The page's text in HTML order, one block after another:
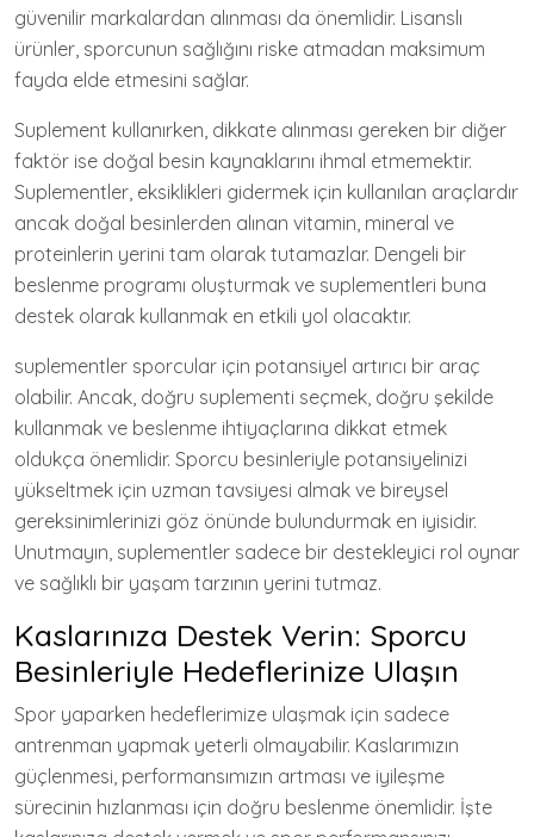
güvenilir markalardan alınması da önemlidir. Lisanslı
ürünler, sporcunun sağlığını riske atmadan maksimum
fayda elde etmesini sağlar.
Suplement kullanırken, dikkate alınması gereken bir diğer
faktör ise doğal besin kaynaklarını ihmal etmemektir.
Suplementler, eksiklikleri gidermek için kullanılan araçlardır
ancak doğal besinlerden alınan vitamin, mineral ve
proteinlerin yerini tam olarak tutamazlar. Dengeli bir
beslenme programı oluşturmak ve suplementleri buna
destek olarak kullanmak en etkili yol olacaktır.
suplementler sporcular için potansiyel artırıcı bir araç
olabilir. Ancak, doğru suplementi seçmek, doğru şekilde
kullanmak ve beslenme ihtiyaçlarına dikkat etmek
oldukça önemlidir. Sporcu besinleriyle potansiyelinizi
yükseltmek için uzman tavsiyesi almak ve bireysel
gereksinimlerinizi göz önünde bulundurmak en iyisidir.
Unutmayın, suplementler sadece bir destekleyici rol oynar
ve sağlıklı bir yaşam tarzının yerini tutmaz.
Kaslarınıza Destek Verin: Sporcu
Besinleriyle Hedeflerinize Ulaşın
Spor yaparken hedeflerimize ulaşmak için sadece
antrenman yapmak yeterli olmayabilir. Kaslarımızın
güçlenmesi, performansımızın artması ve iyileşme
sürecinin hızlanması için doğru beslenme önemlidir. İşte